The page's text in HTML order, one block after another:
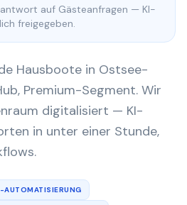
auf Gästeanfragen — KI-
freigegeben.
Hausboote in Ostsee-
Premium-Segment. Wir
digitalisiert — KI-
in unter einer Stunde,